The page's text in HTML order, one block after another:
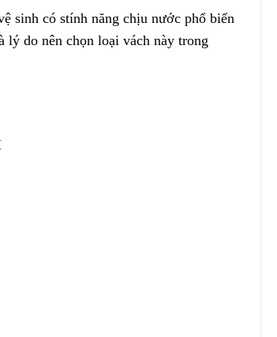
sinh có stính năng chịu nước phổ biến
lý do nên chọn loại vách này trong